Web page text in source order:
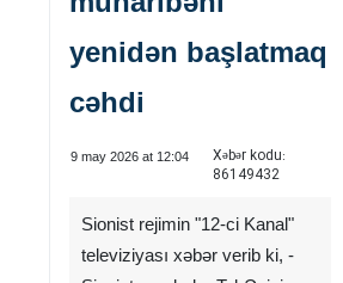
yenidən başlatmaq
cəhdi
9 may 2026 at 12:04
Xəbər kodu:
86149432
Sionist rejimin "12-ci Kanal"
televiziyası xəbər verib ki, -